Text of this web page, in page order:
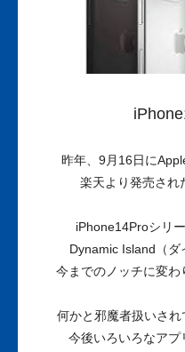
昨年、9月16日に
楽天より発売され
iPhone14Proシリ
Dynamic Island（ダ
今までのノッチに変
何かと邪魔者扱いさ
今後いろいろなアプ